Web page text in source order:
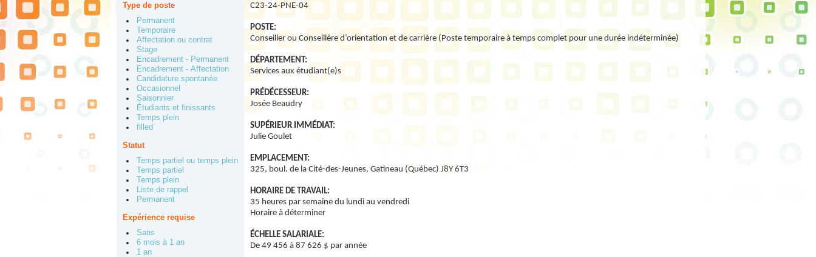
Type de poste
Permanent
Temporaire
Affectation ou contrat
Stage
Encadrement - Permanent
Encadrement - Affectation
Candidature spontanée
Occasionnel
Saisonnier
Étudiants et finissants
Temps plein
filled
Statut
Temps partiel ou temps plein
Temps partiel
Temps plein
Liste de rappel
Permanent
Expérience requise
Sans
6 mois à 1 an
1 an
C23-24-PNE-04
POSTE:
Conseiller ou Conseillère d’orientation et de carrière (Poste temporaire à temps complet pour une durée indéterminée)
DÉPARTEMENT:
Services aux étudiant(e)s
PRÉDÉCESSEUR:
Josée Beaudry
SUPÉRIEUR IMMÉDIAT:
Julie Goulet
EMPLACEMENT:
325, boul. de la Cité-des-Jeunes, Gatineau (Québec) J8Y 6T3
HORAIRE DE TRAVAIL:
35 heures par semaine du lundi au vendredi
Horaire à déterminer
ÉCHELLE SALARIALE:
De 49 456 à 87 626 $ par année